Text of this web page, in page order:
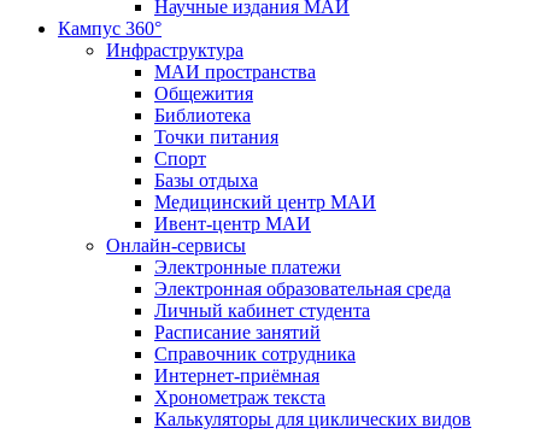
Научные издания МАИ
Кампус 360°
Инфраструктура
МАИ пространства
Общежития
Библиотека
Точки питания
Спорт
Базы отдыха
Медицинский центр МАИ
Ивент-центр МАИ
Онлайн-сервисы
Электронные платежи
Электронная образовательная среда
Личный кабинет студента
Расписание занятий
Справочник сотрудника
Интернет-приёмная
Хронометраж текста
Калькуляторы для циклических видов